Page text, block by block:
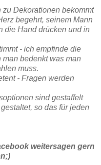
Dekorationen bekommt
begehrt, seinem Mann
die Hand drücken und in
- ich empfinde die
bedenkt was man
muss.
- Fragen werden
sind gestaffelt
so das für jeden
weitersagen gern